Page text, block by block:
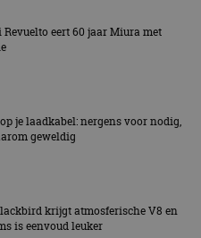
eert 60 jaar Miura met
je laadkabel: nergens voor nodig,
geweldig
krijgt atmosferische V8 en
is eenvoud leuker